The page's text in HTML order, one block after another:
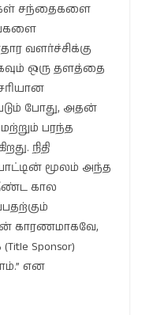
சந்தைகளை
வளர்ச்சிக்கு
ஒரு தளத்தை
போது, அதன்
பரந்த
நிதி
மூலம் அந்த
கால
காரணமாகவே,
Sponsor)
என